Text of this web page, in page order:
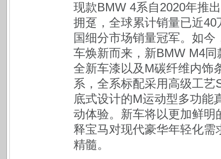
现款BMW 4系自2020年推
拥趸，全球累计销量已近
国细分市场销量冠军。如
车焕新而来，新BMW M4
全新车漆以及M碳纤维内饰
系，全系标配采用高级工
底式设计的M运动型多功能
动体验。新车将以更加鲜
释宝马对现代豪华年轻化
精髓。